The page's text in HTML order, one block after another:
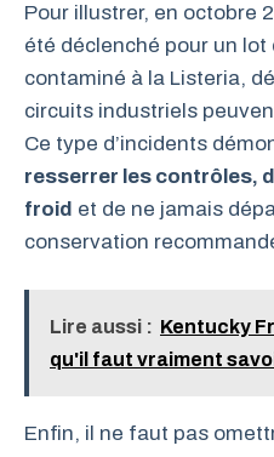
Pour illustrer, en octobre
été déclenché pour un
contaminé à la Listeria,
circuits industriels
Ce type d’incidents
resserrer les contrôles,
froid et de ne jamais
conservation
Lire aussi : Kentucky
qu'il faut vraiment
Enfin, il ne faut pas